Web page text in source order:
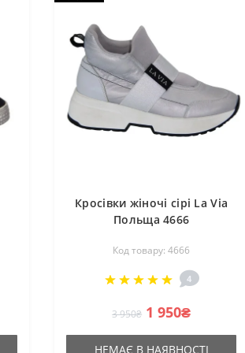
Кросівки жіночі сірі La Via
Польща 4666
Код товару: 4666
4
3 950₴ 1 950₴
НЕМАЄ В НАЯВНОСТІ